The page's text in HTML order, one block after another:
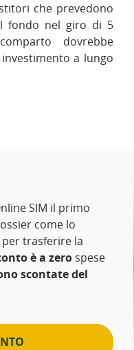
che prevedono
fondo nel giro di 5
dovrebbe
a lungo
SIM il primo
come lo
trasferire la
è a zero spese
scontate del